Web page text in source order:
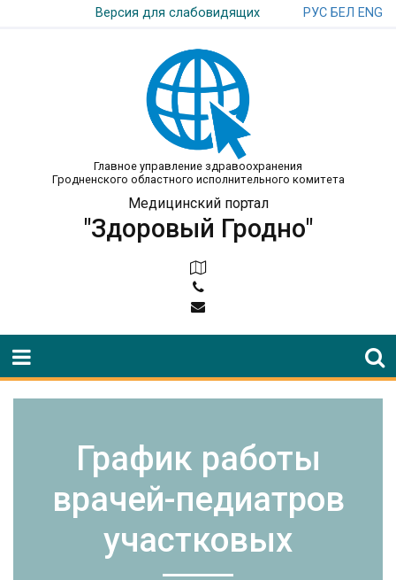
Версия для слабовидящих РУС БЕЛ ENG
Главное управление здравоохранения
Гродненского областного исполнительного комитета
Медицинский портал
"Здоровый Гродно"
График работы
врачей-педиатров
участковых